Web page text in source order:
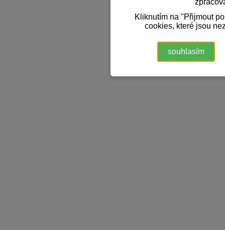
Kliknutím na "Přijmout
cookies, které jsou
souhlasím